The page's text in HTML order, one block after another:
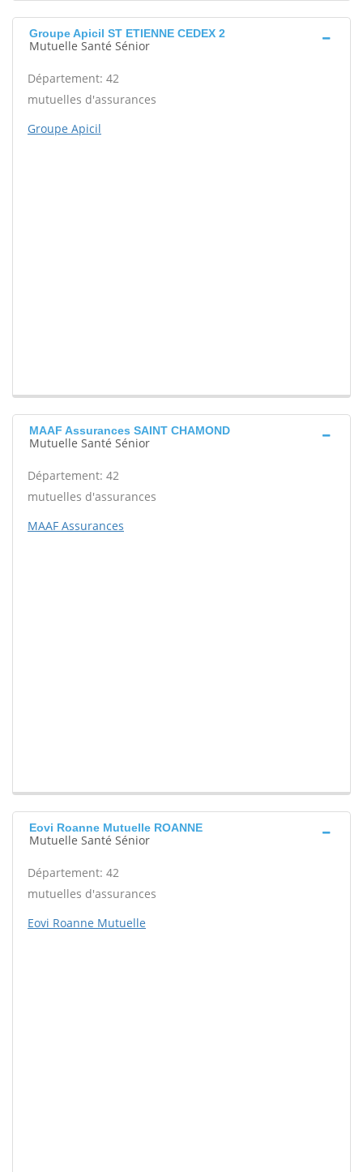
Groupe Apicil ST ETIENNE CEDEX 2
Mutuelle Santé Sénior
Département: 42
mutuelles d'assurances
Groupe Apicil
MAAF Assurances SAINT CHAMOND
Mutuelle Santé Sénior
Département: 42
mutuelles d'assurances
MAAF Assurances
Eovi Roanne Mutuelle ROANNE
Mutuelle Santé Sénior
Département: 42
mutuelles d'assurances
Eovi Roanne Mutuelle